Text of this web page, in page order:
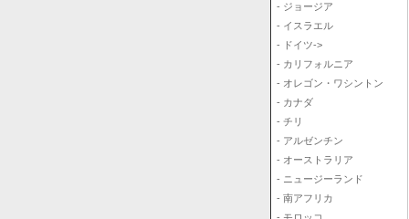
- ジョージア
- イスラエル
- ドイツ->
- カリフォルニア
- オレゴン・ワシントン
- カナダ
- チリ
- アルゼンチン
- オーストラリア
- ニュージーランド
- 南アフリカ